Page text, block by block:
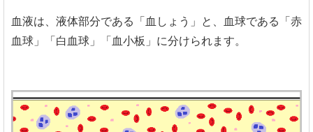
血液は、液体部分である「血しょう」と、血球である「赤
血球」「白血球」「血小板」に分けられます。